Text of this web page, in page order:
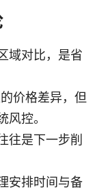
域对比，是省
价格差异，但
风控。
往是下一步削
安排时间与备